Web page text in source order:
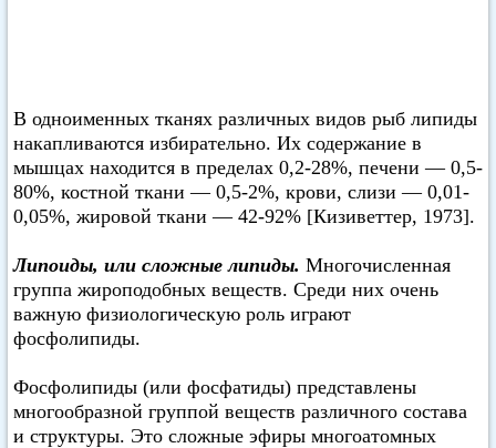
В одноименных тканях различных видов рыб липиды
накапливаются избирательно. Их содержание в
мышцах находится в пределах 0,2-28%, печени — 0,5-
80%, костной ткани — 0,5-2%, крови, слизи — 0,01-
0,05%, жировой ткани — 42-92% [Кизиветтер, 1973].
Липоиды, или сложные липиды. Многочисленная
группа жироподобных веществ. Среди них очень
важную физиологическую роль играют
фосфолипиды.
Фосфолипиды (или фосфатиды) представлены
многообразной группой веществ различного состава
и структуры. Это сложные эфиры многоатомных